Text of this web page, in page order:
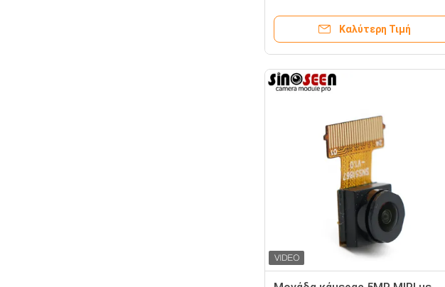
Καλύτερη Τιμή